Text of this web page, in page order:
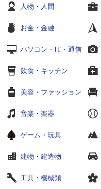
人物・人間
お金・金融
パソコン・IT・通信
飲食・キッチン
美容・ファッション
音楽・楽器
ゲーム・玩具
建物・建造物
工具・機械類